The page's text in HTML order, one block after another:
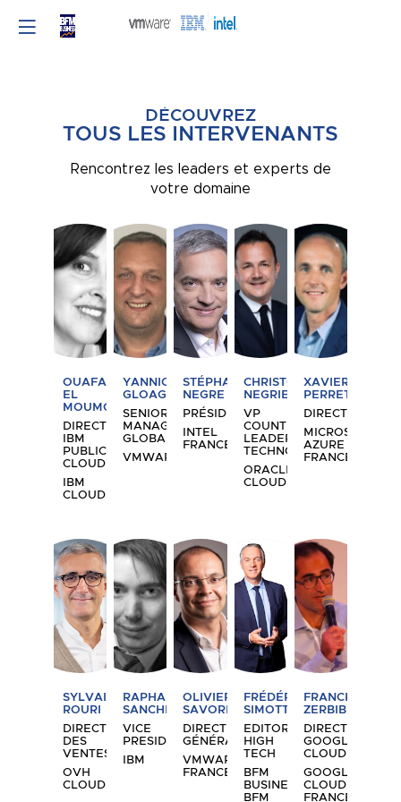
DÉCOUVREZ
TOUS LES INTERVENANTS
Rencontrez les leaders et experts de
votre domaine
OEM
OUAFAA
EL
MOUMOUHI
DIRECTRICE
IBM
PUBLIC
CLOUD
IBM
CLOUD
YG
YANNICK
GLOAGUEN
SENIOR
MANAGER
GLOBAL...
VMWARE
SN
STÉPHANE
NEGRE
PRÉSIDENT
INTEL
FRANCE
CN
CHRISTOPHE
NEGRIER
VP
COUNTRY
LEADER
TECHNOLOGY
ORACLE
CLOUD
XP
XAVIER
PERRET
DIRECTEUR
MICROSOFT
AZURE
FRANCE
SR
SYLVAIN
ROURI
DIRECTEUR
DES
VENTES
OVH
CLOUD
RS
RAPHAEL
SANCHEZ
VICE
PRESIDENT...
IBM
OS
OLIVIER
SAVORNIN
DIRECTEUR
GÉNÉRAL
VMWARE
FRANCE
FS
FRÉDÉRIC
SIMOTTEL
EDITORIALISTE
HIGH
TECH
BFM
BUSINESS,
BFM
FZ
FRANCK
ZERBIB
DIRECTEUR
GOOGLE
CLOUD...
GOOGLE
CLOUD
FRANCE